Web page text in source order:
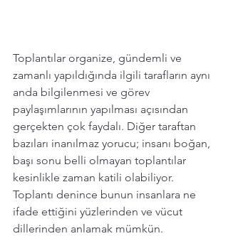
Toplantılar organize, gündemli ve
zamanlı yapıldığında ilgili tarafların aynı
anda bilgilenmesi ve görev
paylaşımlarının yapılması açısından
gerçekten çok faydalı. Diğer taraftan
bazıları inanılmaz yorucu; insanı boğan,
başı sonu belli olmayan toplantılar
kesinlikle zaman katili olabiliyor.
Toplantı denince bunun insanlara ne
ifade ettiğini yüzlerinden ve vücut
dillerinden anlamak mümkün.